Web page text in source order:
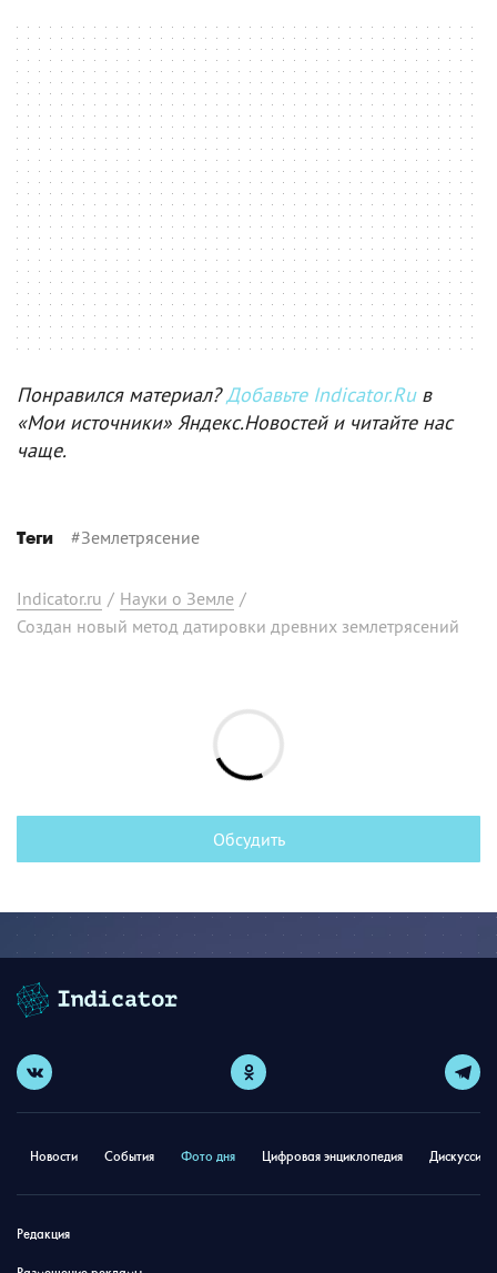
Понравился материал?Добавьте Indicator.Ruв
«Мои источники» Яндекс.Новостей и читайте нас
чаще.
Теги #Землетрясение
Indicator.ru / Науки о Земле /
Создан новый метод датировки древних землетрясений
Обсудить
Новости События Фото дня Цифровая энциклопедия
Редакция